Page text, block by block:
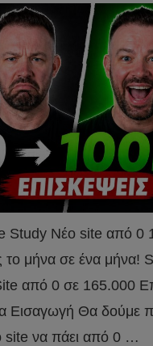
Study Νέο site από 0
το μήνα σε ένα μήνα!
από 0 σε 165.000
Εισαγωγή Θα δούμε
site να πάει από 0 …